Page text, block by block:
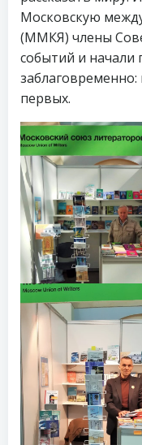
Московскую
(ММКЯ) члены
событий и начали
первых.